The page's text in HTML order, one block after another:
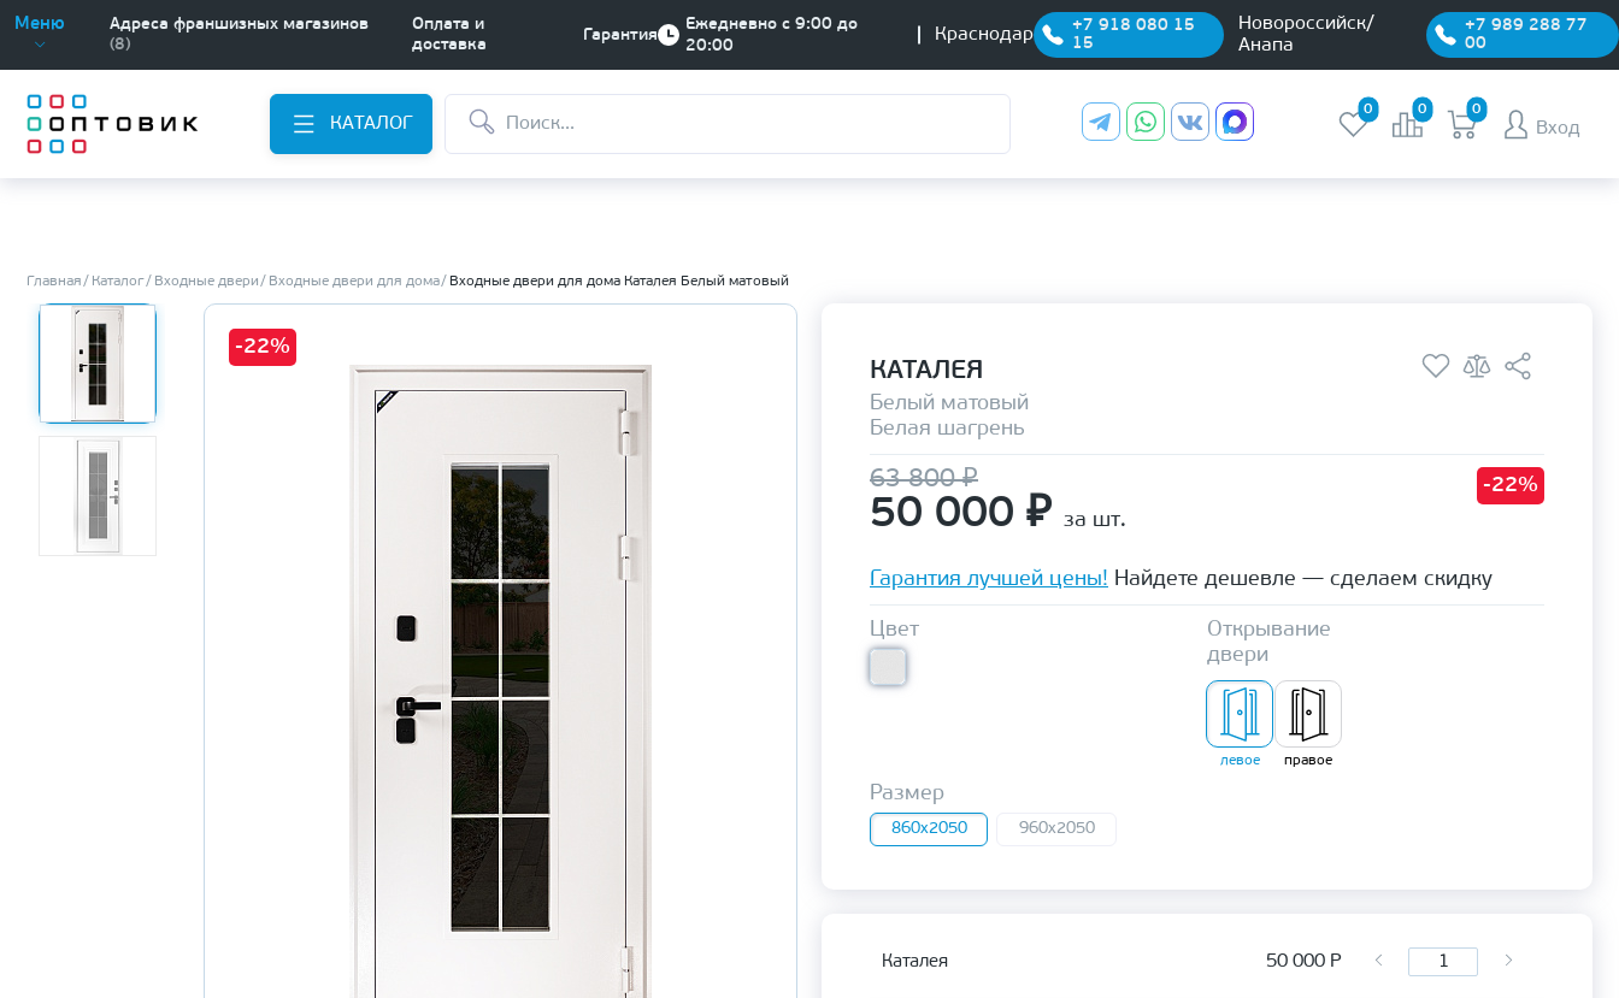
Меню
Адреса франшизных магазинов
(8)
Оплата и
доставка
Гарантия
Ежедневно с 9:00 до
20:00
Краснодар
+7 918 080 15
15
Новороссийск/
Анапа
+7 989 288 77
00
КАТАЛОГ
0 0 0
Вход
Главная Каталог Входные двери Входные двери для дома Входные двери для дома Каталея Белый матовый
-22%
КАТАЛЕЯ
Белый матовый
Белая шагрень
63 800 ₽
50 000 ₽ за шт.
-22%
Гарантия лучшей цены! Найдете дешевле — сделаем скидку
Цвет
Открывание
двери
левое правое
Размер
860x2050 960x2050
Каталея 50 000 Р